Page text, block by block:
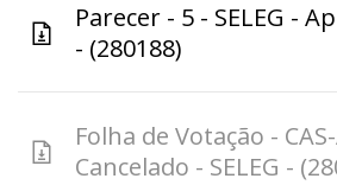
Parecer - 5 - SELEG -
- (280188)
Folha de Votação -
Cancelado - SELEG -